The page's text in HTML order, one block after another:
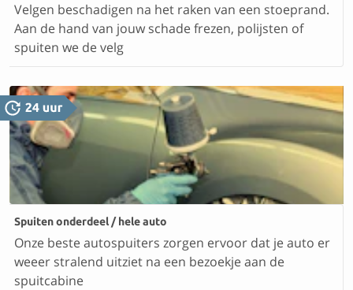
Velgen beschadigen na het raken van een stoeprand.
Aan de hand van jouw schade frezen, polijsten of
spuiten we de velg
Spuiten onderdeel / hele auto
Onze beste autospuiters zorgen ervoor dat je auto er
weeer stralend uitziet na een bezoekje aan de
spuitcabine